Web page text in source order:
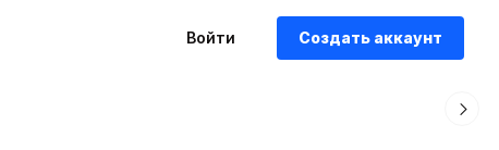
Войти Создать аккаунт